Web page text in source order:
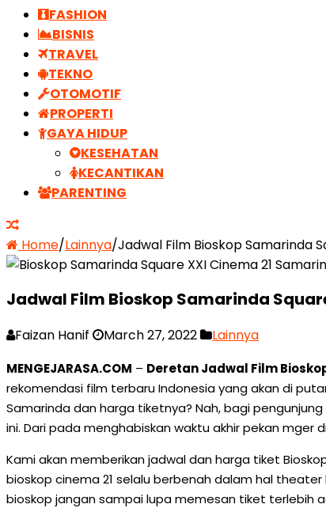
FASHION
BISNIS
TRAVEL
TEKNO
OTOMOTIF
PROPERTI
GAYA HIDUP
KESEHATAN
KECANTIKAN
PARENTING
Home/Lainnya/Jadwal Film Bioskop Samarinda
Jadwal Film Bioskop Samarinda
Faizan Hanif March 27, 2022 Lainnya
MENGEJARASA.COM – Deretan Jadwal Film
rekomendasi film terbaru Indonesia yang akan di
Samarinda dan harga tiketnya? Nah, bagi pengunjung
ini. Dari pada menghabiskan waktu akhir pekan
Kami akan memberikan jadwal dan harga tiket
bioskop cinema 21 selalu berbenah dalam hal
bioskop jangan sampai lupa memesan tiket terlebih